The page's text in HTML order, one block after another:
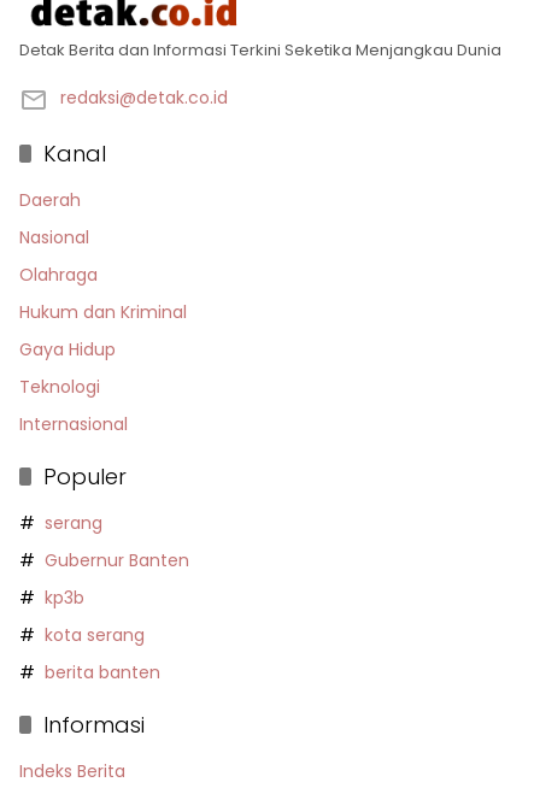
Detak Berita dan Informasi Terkini Seketika Menjangkau Dunia
redaksi@detak.co.id
Kanal
Daerah
Nasional
Olahraga
Hukum dan Kriminal
Gaya Hidup
Teknologi
Internasional
Populer
serang
Gubernur Banten
kp3b
kota serang
berita banten
Informasi
Indeks Berita